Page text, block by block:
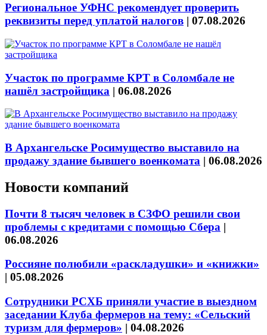
Региональное УФНС рекомендует проверить
реквизиты перед уплатой налогов | 07.08.2026
Участок по программе КРТ в Соломбале не
нашёл застройщика | 06.08.2026
В Архангельске Росимущество выставило на
продажу здание бывшего военкомата | 06.08.2026
Новости компаний
Почти 8 тысяч человек в СЗФО решили свои
проблемы с кредитами с помощью Сбера |
06.08.2026
Россияне полюбили «раскладушки» и «книжки»
| 05.08.2026
Сотрудники РСХБ приняли участие в выездном
заседании Клуба фермеров на тему: «Сельский
туризм для фермеров» | 04.08.2026